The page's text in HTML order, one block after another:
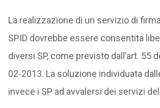
La realizzazione di un servizio di
SPID dovrebbe essere consentita
diversi SP, come previsto dall’art. 55
02-2013. La soluzione individuata
invece i SP ad avvalersi dei servizi